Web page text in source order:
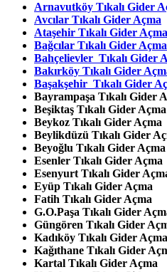
Arnavutköy Tıkalı Gider
Avcılar Tıkalı Gider Açma
Ataşehir Tıkalı Gider Açma
Bağcılar Tıkalı Gider Açma
Bahçelievler Tıkalı Gider
Bakırköy Tıkalı Gider
Başakşehir Tıkalı Gider
Bayrampaşa Tıkalı Gider
Beşiktaş Tıkalı Gider Açma
Beykoz Tıkalı Gider Açma
Beylikdüzü Tıkalı Gider
Beyoğlu Tıkalı Gider Açma
Esenler Tıkalı Gider Açma
Esenyurt Tıkalı Gider
Eyüp Tıkalı Gider Açma
Fatih Tıkalı Gider Açma
G.O.Paşa Tıkalı Gider
Güngören Tıkalı Gider
Kadıköy Tıkalı Gider Açma
Kağıthane Tıkalı Gider
Kartal Tıkalı Gider Açma